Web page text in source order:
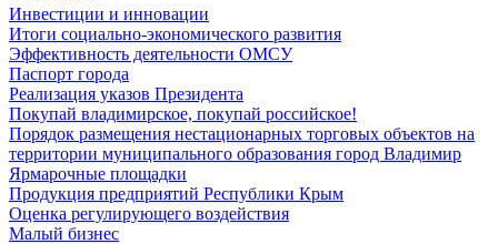
Инвестиции и инновации
Итоги социально-экономического развития
Эффективность деятельности ОМСУ
Паспорт города
Реализация указов Президента
Покупай владимирское, покупай российское!
Порядок размещения нестационарных торговых объектов на
территории муниципального образования город Владимир
Ярмарочные площадки
Продукция предприятий Республики Крым
Оценка регулирующего воздействия
Малый бизнес